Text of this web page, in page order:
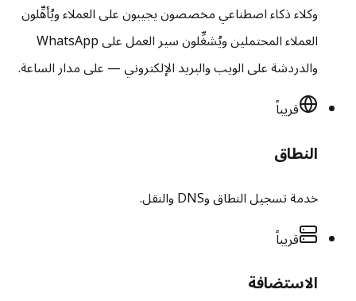
وكلاء ذكاء اصطناعي مخصصون يجيبون على العملاء ويُأهِّلون
العملاء المحتملين ويُشغِّلون سير العمل على WhatsApp
والدردشة على الويب والبريد الإلكتروني — على مدار الساعة.
قريباً
النطاق
خدمة تسجيل النطاق وDNS والنقل.
قريباً
الاستضافة